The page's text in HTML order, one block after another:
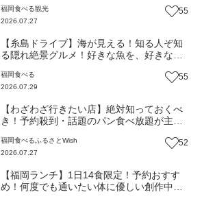
しみ方＆イチオシメニューも紹介！（福岡
市博多区）【まち歩き】
福岡食べる観光
2026.07.27
55
【糸島ドライブ】海が見える！知る人ぞ知
る隠れ絶景グルメ！好きな魚を、好きなだ
堂』（福岡市西区）【まち歩き】
福岡食べる
2026.07.29
55
【わざわざ行きたい店】絶対知っておくべ
き！予約殺到・話題のパン食べ放題が主
『bound garden』（福岡・新宮町）【まち
歩き】
福岡食べる ふるさとWish
2026.07.27
52
【福岡ランチ】1日14食限定！予約おすす
め！何度でも通いたい体に優しい創作中華